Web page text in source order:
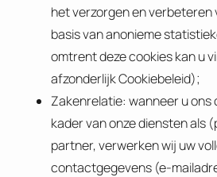
het verzorgen en verbeteren
basis van anonieme
omtrent deze cookies kan u
afzonderlijk Cookiebeleid);
Zakenrelatie: wanneer u
kader van onze diensten als
partner, verwerken wij uw
contactgegevens